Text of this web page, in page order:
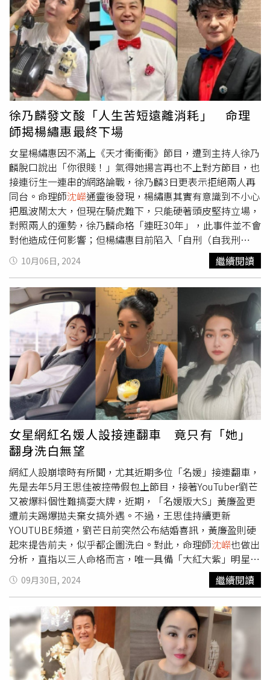
家別猜啦，我們在一起了」，並大方標記葉珂。而兩人認愛
後，葉珂先是被網友踢爆她疑似是「名媛訓練班」（天王嫂
特訓營）的一員，透過培訓班把自己包裝成白富美，在社群
平台中曬出的一系列炫富照片更和多位網紅「撞款」，疑似
「共用拍攝道具」；接著又因為講出「獨ONE無TWO」這
種自創辭彙遭群嘲。日前，她更在直播上聲稱「伍佰猥瑣的
歌」、「《今天你要嫁給我》之類很丟人的曲目」，得罪不
少歌迷，遭批「沒文化就是這樣」。面對葉珂接連的失控，
黃曉明至今仍選擇保持沉默。對此，沈嶸通靈黃曉明腦波，
發現他確實有意識到葉珂近期的直播發言很脫序，之所以不
表態，是因為不知道該怎麼解釋、該不該解釋，乾脆選擇不
回應，至少這樣就沒自己的事。但此事並不影響黃曉明對葉
珂的愛，沈嶸說黃曉明依舊很愛葉珂，覺得比起跟
Angelababy表面如童話故事一樣美好、實則虛幻冷淡的婚
姻，他跟葉珂在談的是一場真正有溫度的戀愛，他很享受被
葉珂熱烈愛著的快樂，這樣狂烈的感情才是他嚮往的。但
是，沈嶸在調閱黃曉明與葉珂兩人的緣份後，卻發現兩人剛
認識時就已是「危機緣」，出現三角關係的強烈訊號，推測
黃曉明在認識葉珂時就已有別人，至於葉珂當時則是一直非
常傾心黃曉明，腦波中出現「一定要得到黃曉明」的強烈訊
號，把黃當巨星一樣崇拜，剛認識時就鎖定黃曉明展開追
求，最終成功上位。由於葉珂長相神似黃曉明前妻
Angelababy，因此網友不斷將兩人拿出來比較，尤其葉珂
每每出包時，就會讓Andelababy無端得到一波好感度，網
友直言「見過旺夫，也見過旺妻的，但是旺前妻的還是頭一
回。」沈嶸也對黃曉明、Angelababy、葉珂三人的關係深
入分析，發現葉珂無法生旺黃曉明，甚至會帶衰黃曉明，這
點從目前葉珂報出的負面新聞就能看出端倪，葉珂是標準的
「自走砲」，只要兩人在一起，葉珂就會不斷惹出紕漏，讓
黃曉明不知所措。相反的，黃曉明則生旺葉珂，兩人自從官
宣後，葉珂從小網紅一躍成為聲名大噪的話題人物，得到大
批流量與關注。黃曉明卻沒辦法生旺Angelababy，甚至還
會帶衰她，兩人在一起完全不適合，對彼此都沒有加分，還
會連帶讓Angelabay的形象被扣分。至於葉珂跟Angelababy
天生就是「刑剋」，兩人是前妻與新歡的「競爭關係」，必
定會被人拿來互相比較，只要葉珂越失控，大家就越記得
Angelababy有多好、有多美。總結這段三角生旺關係圖
中，Angelababy生旺前夫黃曉明，黃曉明生旺新歡葉珂，
葉珂生旺黃曉明前妻Angelababy，沈嶸 認為Angelababy根
本就是最大贏家，與黃曉明離婚後，黃曉明已經帶衰不到
她，而且只要葉珂繼續惹事，Angelababy的名聲就會愈來
愈旺。
徐乃麟發文酸「人生苦短遠離消耗」 命理
師揭楊繡惠最終下場
女星楊繡惠因不滿上《天才衝衝衝》節目，遭到主持人徐乃
麟脫口說出「你很賤！」氣得她揚言再也不上對方節目，也
接連衍生一連串的網路論戰，徐乃麟3日更表示拒絕兩人再
同台。命理師沈嶸通靈後發現，楊繡惠其實有意識到不小心
把風波鬧太大，但現在騎虎難下，只能硬著頭皮堅持立場，
對照兩人的運勢，徐乃麟命格「連旺30年」，此事件並不會
對他造成任何影響；但楊繡惠目前陷入「自刑（自我刑
剋）」中，運勢跌落谷底。回述事件始末，楊繡惠先前參加
《天才衝衝衝》剛好抽到ㄐ這個音，楊繡惠答「賤賤賤」，
徐乃麟隨口說「你很賤」，怕對方誤會，他再補充「狠劍的
劍」，但楊繡惠仍走心，更在直播中崩潰痛哭，表示不能接
受被罵賤，憤而宣布永不上該節目。如今，她表示，當時只
是在臉書表達情緒，強調絕對沒有要炒新聞，楊繡惠日前釋
出善意，表示如果再遇到徐乃麟，還是會打招呼，「就算他
不理我，我也會說乃哥好」。命理師沈嶸 深入通靈楊繡惠的
腦波，發現她其實有意識到不小心把風波鬧太大而傷了和
氣，造成與綜藝大哥徐乃麟交惡，現在有點騎虎難下，只能
硬著頭皮堅持立場，不願承認是自己讓整件事上升到不可收
拾的局面。沈嶸
認為，楊繡惠若真的很介意被說「賤」，最
好的做法是下節目後跟製作單位表明想要剪掉那一段，但楊
繡惠一時情緒失控導致失去冷靜，為了抒發情緒而選擇公開
直播，加上徐乃麟曾發生飆罵唐從聖的事件，對於這樣的指
控，外界相當敏感，後果當然就是一發不可收拾。沈嶸指
出，楊繡惠目前陷入「自刑（自我刑剋）」中，運勢跌落谷
底，她認為現在因為自己一時情緒失控而鬧得沸沸揚揚，已
經到了難以大事化小的地步，想息事寧人都沒辦法，只能自
己找台階下，表示「我不是什麼咖，我也承受不起。」說自
己不用徐乃麟道歉。整體而言，楊繡惠的做法完全沒有讓她
佔上風，運勢反而變得更糟。 沈嶸通靈目前輿論能量已經變
成了「藝人收錢上節目求的就是有趣好笑的節目效果，楊繡
惠卻反悔倒打主持人一把」，以演藝圈的規則來看，楊繡惠
比較站不住腳。而徐乃麟在多次強調只是節目效果後，他3
日接受媒體採訪時鄭重強調自己沒錯且未辱罵楊繡惠，還強
調「心結已結下了」不願再和楊繡惠同台，形同封殺。5日
更在IG發文：「人生苦短請遠離消耗你的人，狗咬人，一定
是陌生人，人咬人，咬的一定是熟人」意有所指，疑似在影
射這起事件。
表示目前徐乃麟運勢100分，氣勢非常
10月06日, 2024 繼續閱讀
女星網紅名媛人設接連翻車 竟只有「她」
翻身洗白無望
網紅人設崩壞時有所聞，尤其近期多位「名媛」接連翻車，
先是去年5月王思佳被控帶假包上節目，接著YouTuber劉芒
又被爆料個性難搞耍大牌，近期，「名媛版大S」黃廉盈更
遭前夫踢爆拋夫棄女搞外遇。不過，王思佳持續更新
YOUTUBE頻道，劉芒日前突然公布結婚喜訊，黃廉盈則硬
起來提告前夫，似乎都企圖洗白。對此，命理師沈嶸也做出
分析，直指以三人命格而言，唯一具備「大紅大紫」明星命
的竟然是劉芒，而目前受到人設翻車影響最小的是黃廉盈，
至於女星王思佳，身上還是有「得罪人」、「虛假」的頻
率，若論翻身，她是三人中最艱難的。去年5月，王思佳被
中國網友質疑拿假的愛馬仕包和香奈兒包上《女人我最大》
節目，並持續被扒出更多社群上曬出的疑似假精品，有錢人
設翻車。接著，時常分享美妝穿搭、算命及拜拜攻略的
YouTuber劉芒，被指控半夜不合理要求攝影師修圖、工作
態度不佳、性格難搞等爭議，流失10萬訂閱粉絲。本月，有
09月30日, 2024 繼續閱讀